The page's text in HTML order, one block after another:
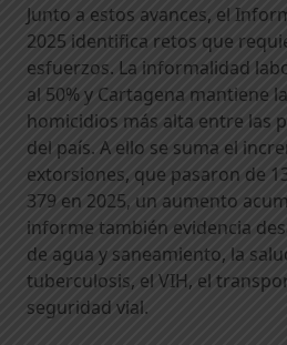
Junto a estos avances, el
2025 identifica retos que
esfuerzos. La informalidad
al 50% y Cartagena mantiene
homicidios más alta entre las
del país. A ello se suma el
extorsiones, que pasaron de
379 en 2025, un aumento
informe también evidencia
de agua y saneamiento, la
tuberculosis, el VIH, el
seguridad vial.